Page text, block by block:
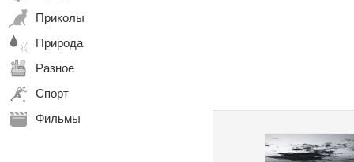
Приколы
Природа
Разное
Спорт
Фильмы